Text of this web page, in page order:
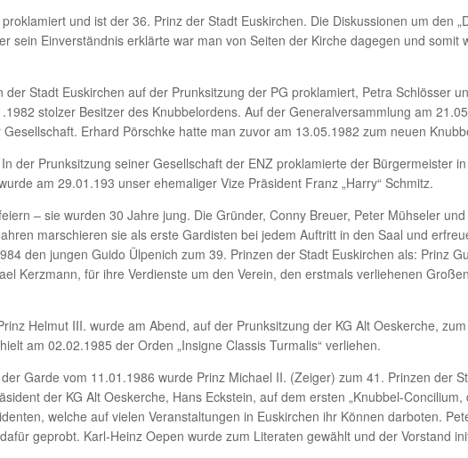
und ist der 36. Prinz der Stadt Euskirchen. Die Diskussionen um den
sein Einverständnis erklärte war man von Seiten der Kirche dagegen und somit
Stadt Euskirchen auf der Prunksitzung der PG proklamiert, Petra Schlösser
stolzer Besitzer des Knubbelordens. Auf der Generalversammlung am
Erhard Pörschke hatte man zuvor am 13.05.1982 zum neuen
der Prunksitzung seiner Gesellschaft der ENZ proklamierte der Bürgermeister
am 29.01.193 unser ehemaliger Vize Präsident Franz „Harry“ Schmitz.
– sie wurden 30 Jahre jung. Die Gründer, Conny Breuer, Peter Mühseler
marschieren sie als erste Gardisten bei jedem Auftritt in den Saal und
den jungen Guido Ülpenich zum 39. Prinzen der Stadt Euskirchen als: Prinz
Kerzmann, für ihre Verdienste um den Verein, den erstmals verliehenen
Helmut III. wurde am Abend, auf der Prunksitzung der KG Alt Oeskerche,
am 02.02.1985 der Orden „Insigne Classis Turmalis“ verliehen.
Garde vom 11.01.1986 wurde Prinz Michael II. (Zeiger) zum 41. Prinzen der
der KG Alt Oeskerche, Hans Eckstein, auf dem ersten „Knubbel-Concilium,
welche auf vielen Veranstaltungen in Euskirchen ihr Können darboten.
geprobt. Karl-Heinz Oepen wurde zum Literaten gewählt und der Vorstand